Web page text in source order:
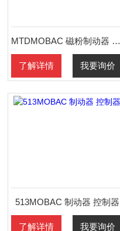
MTDMOBAC 磁粉制动器 控制器
了解详情 我要询价
513MOBAC 制动器 控制器
了解详情 我要询价